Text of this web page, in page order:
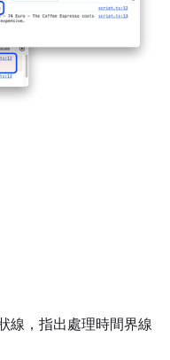
線，指出處理時間界線